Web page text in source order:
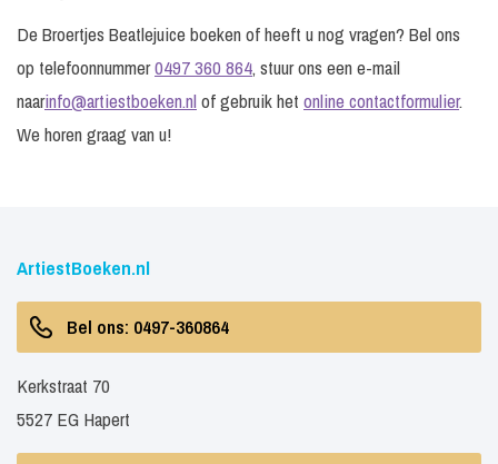
De Broertjes Beatlejuice boeken of heeft u nog vragen? Bel ons
op telefoonnummer0497 360 864, stuur ons een e-mail
naarinfo@artiestboeken.nlof gebruik het online contactformulier.
We horen graag van u!
ArtiestBoeken.nl
Bel ons: 0497-360864
Kerkstraat 70
5527 EG Hapert